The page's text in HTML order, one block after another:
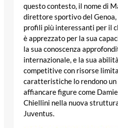
questo contesto, il nome di
direttore sportivo del Genoa,
profili più interessanti per il
è apprezzato per la sua
la sua conoscenza
internazionale, e la sua
competitive con risorse
caratteristiche lo rendono
affiancare figure come
Chiellini nella nuova
Juventus.